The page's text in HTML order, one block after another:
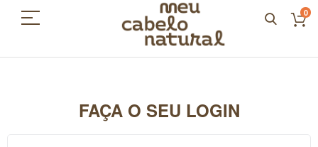
0
FAÇA O SEU LOGIN